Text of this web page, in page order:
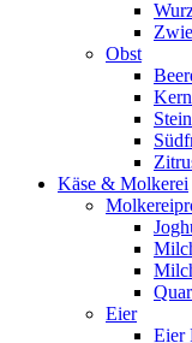
Obst
Käse & Molkerei
Eier
Eier